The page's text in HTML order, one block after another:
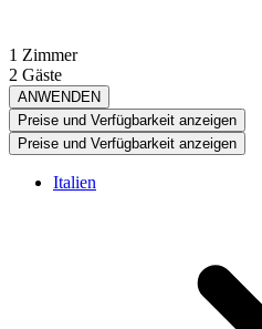
1 Zimmer
2 Gäste
ANWENDEN
Preise und Verfügbarkeit anzeigen
Preise und Verfügbarkeit anzeigen
Italien